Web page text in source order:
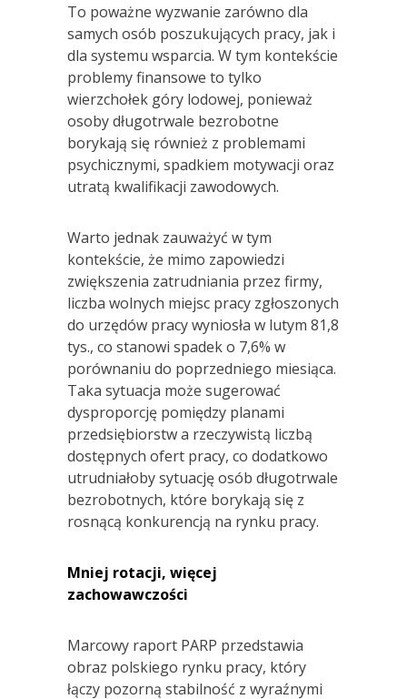
To poważne wyzwanie zarówno dla
samych osób poszukujących pracy, jak i
dla systemu wsparcia. W tym kontekście
problemy finansowe to tylko
wierzchołek góry lodowej, ponieważ
osoby długotrwale bezrobotne
borykają się również z problemami
psychicznymi, spadkiem motywacji oraz
utratą kwalifikacji zawodowych.
Warto jednak zauważyć w tym
kontekście, że mimo zapowiedzi
zwiększenia zatrudniania przez firmy,
liczba wolnych miejsc pracy zgłoszonych
do urzędów pracy wyniosła w lutym 81,8
tys., co stanowi spadek o 7,6% w
porównaniu do poprzedniego miesiąca.
Taka sytuacja może sugerować
dysproporcję pomiędzy planami
przedsiębiorstw a rzeczywistą liczbą
dostępnych ofert pracy, co dodatkowo
utrudniałoby sytuację osób długotrwale
bezrobotnych, które borykają się z
rosnącą konkurencją na rynku pracy.
Mniej rotacji, więcej
zachowawczości
Marcowy raport PARP przedstawia
obraz polskiego rynku pracy, który
łączy pozorną stabilność z wyraźnymi